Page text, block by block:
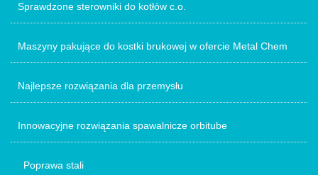
Sprawdzone sterowniki do kotłów c.o.
Maszyny pakujące do kostki brukowej w ofercie Metal Chem
Najlepsze rozwiązania dla przemysłu
Innowacyjne rozwiązania spawalnicze orbitube
Poprawa stali